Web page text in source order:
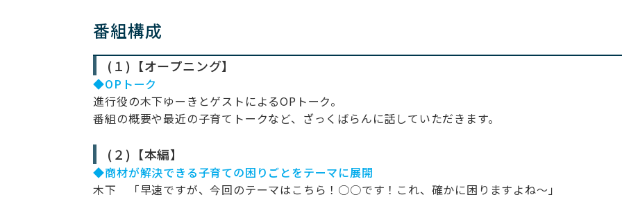
番組構成
(１)【オープニング】
◆OPトーク
進行役の木下ゆーきとゲストによるOPトーク。
番組の概要や最近の子育てトークなど、ざっくばらんに話していただきます。
(２)【本編】
◆商材が解決できる子育ての困りごとをテーマに展開
木下 「早速ですが、今回のテーマはこちら！○○です！これ、確かに困りますよね～」